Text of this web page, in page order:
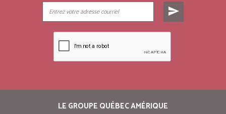
send
LE GROUPE QUÉBEC AMÉRIQUE